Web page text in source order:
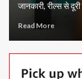
जानकारी, रील्स से
Read More